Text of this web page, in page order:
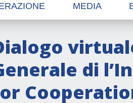
MEDIA
di